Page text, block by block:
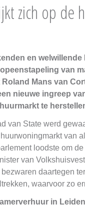
zich op de
en
van
Mans van
nieuwe ingreep
te
van State werd
van
loodste om
van
daartegen
waarvoor zo
in Leiden